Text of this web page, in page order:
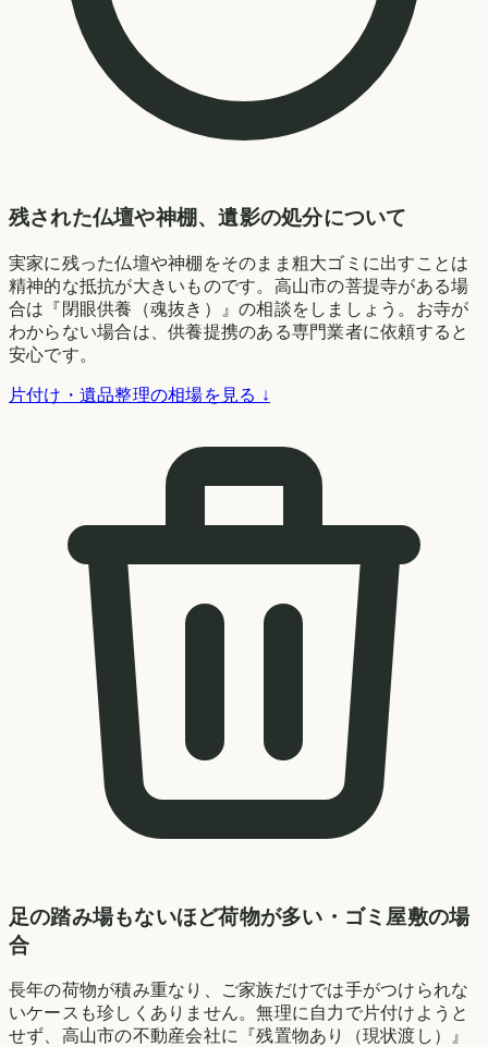
残された仏壇や神棚、遺影の処分について
実家に残った仏壇や神棚をそのまま粗大ゴミに出すことは
精神的な抵抗が大きいものです。高山市の菩提寺がある場
合は『閉眼供養（魂抜き）』の相談をしましょう。お寺が
わからない場合は、供養提携のある専門業者に依頼すると
安心です。
片付け・遺品整理の相場を見る ↓
足の踏み場もないほど荷物が多い・ゴミ屋敷の場
合
長年の荷物が積み重なり、ご家族だけでは手がつけられな
いケースも珍しくありません。無理に自力で片付けようと
せず、高山市の不動産会社に『残置物あり（現状渡し）』